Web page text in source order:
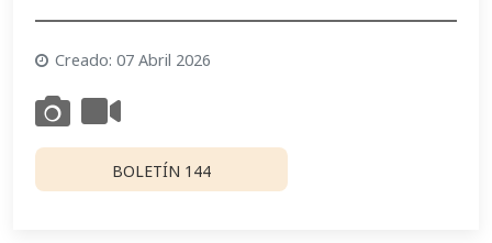
Creado: 07 Abril 2026
BOLETÍN 144